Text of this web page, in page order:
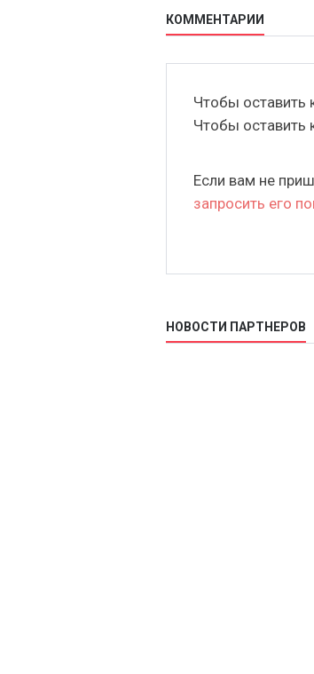
КОММЕНТАРИИ
Чтобы оставить
Чтобы оставить
Если вам не
запросить его
НОВОСТИ ПАРТНЕРОВ